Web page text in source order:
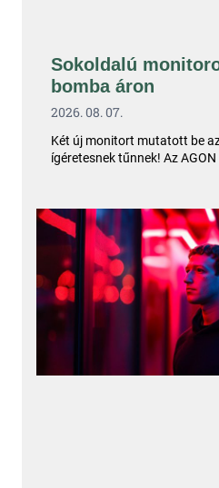
Sokoldalú
bomba áron
2026. 08. 07.
Két új monitort mutatott be
ígéretesnek tűnnek! Az AGON